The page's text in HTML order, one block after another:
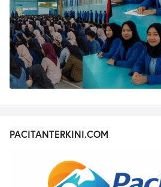
PACITANTERKINI.COM